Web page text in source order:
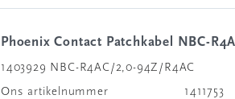
Phoenix Contact Patchkabel NBC-
1403929 NBC-R4AC/2,0-94Z/R4AC
Ons artikelnummer
1411753